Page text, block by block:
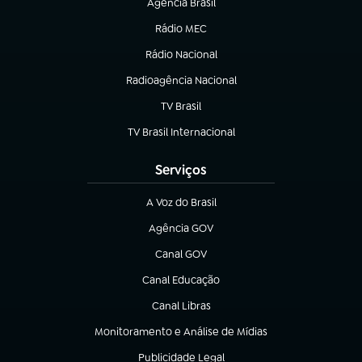
Agência Brasil
(abre em nova aba)
Rádio MEC
(abre em nova aba)
Rádio Nacional
Radioagência Nacional
(abre em nova aba)
TV Brasil
(abre em nova aba)
TV Brasil Internacional
(abre em nova aba)
Serviços
A Voz do Brasil
(abre em nova aba)
Agência GOV
(abre em nova aba)
Canal GOV
(abre em nova aba)
Canal Educação
(abre em nova aba)
Canal Libras
(abre em nova aba)
Monitoramento e Análise de Mídias
(abre em nova aba)
Publicidade Legal